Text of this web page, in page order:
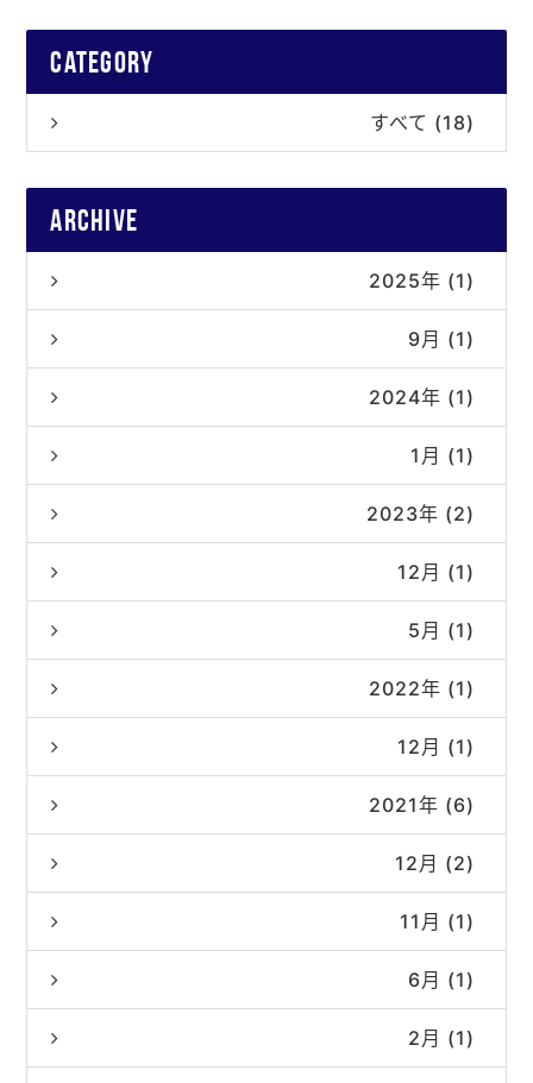
category
すべて (18)
archive
2025年 (1)
9月 (1)
2024年 (1)
1月 (1)
2023年 (2)
12月 (1)
5月 (1)
2022年 (1)
12月 (1)
2021年 (6)
12月 (2)
11月 (1)
6月 (1)
2月 (1)